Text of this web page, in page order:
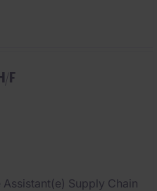
Supply
globale en
F
Supply Chain